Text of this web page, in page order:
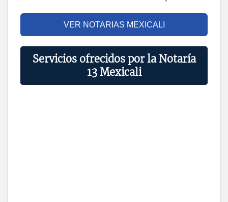
VER NOTARIAS MEXICALI
Servicios ofrecidos por la Notaría
13 Mexicali